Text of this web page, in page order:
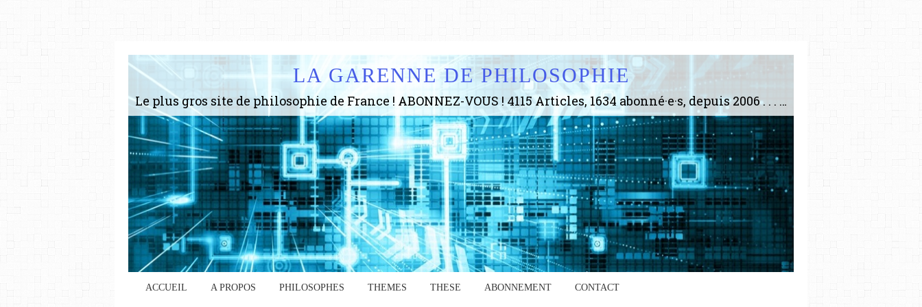
LA GARENNE DE PHILOSOPHIE
Le plus gros site de philosophie de France ! ABONNEZ-VOUS ! 4115 Articles, 1634 abonné·e·s, depuis 2006 . . . . . . . . 2 852 214 pages vues jusqu'à présent. Prestance et être apte à un plus grand nombre de choses.
ACCUEIL A PROPOS PHILOSOPHES THEMES THESE ABONNEMENT CONTACT